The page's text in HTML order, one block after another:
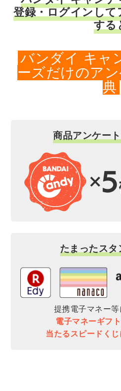
登録・ログインし
する
バンダイ キャ
ーズだけのア
典
商品アンケー
たまったス
提携電子マネー
電子マネーギフ
当たるスピードくじ